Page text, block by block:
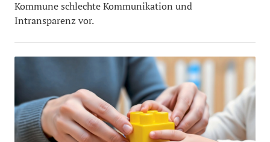
Kommune schlechte Kommunikation und
Intransparenz vor.